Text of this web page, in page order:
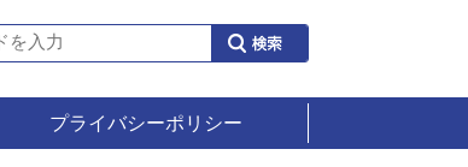
プライバシーポリシー